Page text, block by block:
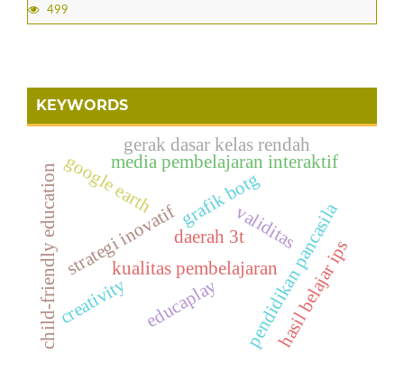
499
KEYWORDS
daerah 3t
kualitas pembelajaran
strategi inovatif
grafik botg
pendidikan pancasila
educaplay
media pembelajaran interaktif
validitas
hasil belajar ips
google earth
gerak dasar kelas rendah
child-friendly educationcreativity